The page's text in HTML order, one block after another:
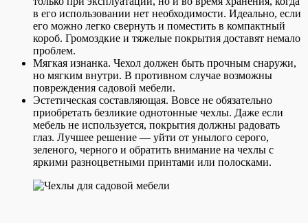
в его использовании нет необходимости. Идеально, если
его можно легко свернуть и поместить в компактный
короб. Громоздкие и тяжелые покрытия доставят немало
проблем.
Мягкая изнанка. Чехол должен быть прочным снаружи,
но мягким внутри. В противном случае возможны
повреждения садовой мебели.
Эстетическая составляющая. Вовсе не обязательно
приобретать безликие однотонные чехлы. Даже если
мебель не используется, покрытия должны радовать
глаз. Лучшее решение — уйти от унылого серого,
зеленого, черного и обратить внимание на чехлы с
яркими разноцветными принтами или полосками.